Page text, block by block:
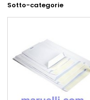
Sotto-categorie